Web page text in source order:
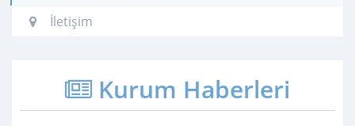
İletişim
Kurum Haberleri